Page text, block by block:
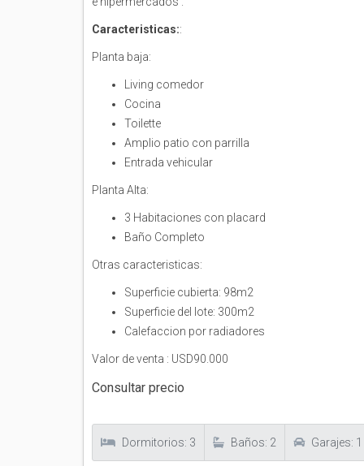
Caracteristicas::
Planta baja:
Living comedor
Cocina
Toilette
Amplio patio con parrilla
Entrada vehicular
Planta Alta:
3 Habitaciones con placard
Baño Completo
Otras caracteristicas:
Superficie cubierta: 98m2
Superficie del lote: 300m2
Calefaccion por radiadores
Valor de venta : USD90.000
Consultar precio
Dormitorios: 3 Baños: 2 Garajes: 1